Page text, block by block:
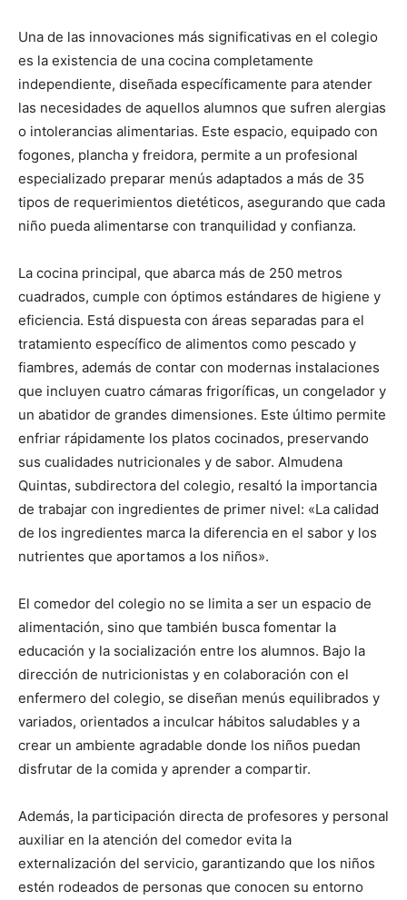
Una de las innovaciones más significativas en el colegio
es la existencia de una cocina completamente
independiente, diseñada específicamente para atender
las necesidades de aquellos alumnos que sufren alergias
o intolerancias alimentarias. Este espacio, equipado con
fogones, plancha y freidora, permite a un profesional
especializado preparar menús adaptados a más de 35
tipos de requerimientos dietéticos, asegurando que cada
niño pueda alimentarse con tranquilidad y confianza.
La cocina principal, que abarca más de 250 metros
cuadrados, cumple con óptimos estándares de higiene y
eficiencia. Está dispuesta con áreas separadas para el
tratamiento específico de alimentos como pescado y
fiambres, además de contar con modernas instalaciones
que incluyen cuatro cámaras frigoríficas, un congelador y
un abatidor de grandes dimensiones. Este último permite
enfriar rápidamente los platos cocinados, preservando
sus cualidades nutricionales y de sabor. Almudena
Quintas, subdirectora del colegio, resaltó la importancia
de trabajar con ingredientes de primer nivel: «La calidad
de los ingredientes marca la diferencia en el sabor y los
nutrientes que aportamos a los niños».
El comedor del colegio no se limita a ser un espacio de
alimentación, sino que también busca fomentar la
educación y la socialización entre los alumnos. Bajo la
dirección de nutricionistas y en colaboración con el
enfermero del colegio, se diseñan menús equilibrados y
variados, orientados a inculcar hábitos saludables y a
crear un ambiente agradable donde los niños puedan
disfrutar de la comida y aprender a compartir.
Además, la participación directa de profesores y personal
auxiliar en la atención del comedor evita la
externalización del servicio, garantizando que los niños
estén rodeados de personas que conocen su entorno